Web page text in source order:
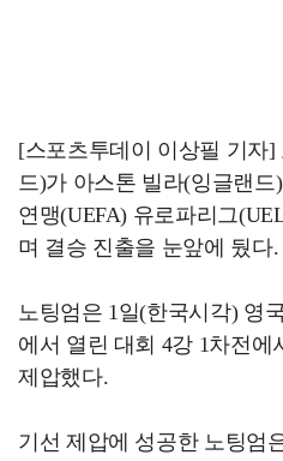
[스포츠투데이 이상필 기자]
드)가 아스톤 빌라(잉글랜드
연맹(UEFA) 유로파리그
며 결승 진출을 눈앞에 뒀다.
노팅엄은 1일(한국시각) 영
에서 열린 대회 4강 1차전에
제압했다.
기선 제압에 성공한 노팅엄